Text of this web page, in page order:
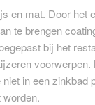
en mat. Door het
te brengen
bij het
in een zinkbad